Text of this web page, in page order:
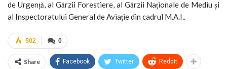
de Urgență, al Gărzii Forestiere, al Gărzii Naționale de Mediu și
al Inspectoratului General de Aviație din cadrul M.A.I..
0
502
Share Facebook Twitter ReddIt